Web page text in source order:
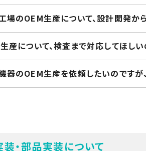
場のOEM生産について、設計開発か
産について、検査まで対応してほし
器のOEM生産を依頼したいのですが
・部品実装について